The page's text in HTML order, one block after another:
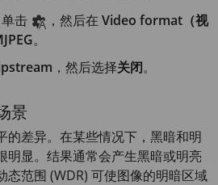
击
，然后在 Video format（视
。
，然后选择关闭。
景
的差异。在某些情况下，黑暗和明
明显。结果通常会产生黑暗或明亮
态范围 (WDR) 可使图像的明暗区域